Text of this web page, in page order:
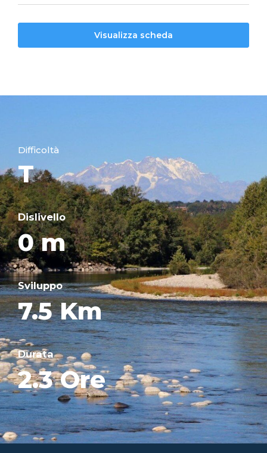
Visualizza scheda
Difficoltà
T
Dislivello
0 m
Sviluppo
7.5 Km
Durata
2.3 Ore